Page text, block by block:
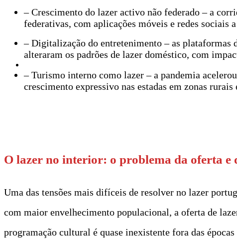
– Crescimento do lazer activo não federado – a
federativas, com aplicações móveis e redes sociais
– Digitalização do entretenimento – as
alteraram os padrões de lazer doméstico, com
– Turismo interno como lazer – a pandemia
crescimento expressivo nas estadas em zonas
O lazer no interior: o problema da oferta e
Uma das tensões mais difíceis de resolver no lazer
com maior envelhecimento populacional, a oferta de
programação cultural é quase inexistente fora das